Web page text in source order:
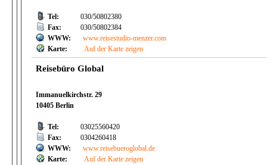
Tel:
030/50802380
Fax:
030/50802384
WWW:
www.reisestudio-menzer.com
Karte:
Auf der Karte zeigen
Reisebüro Global
Immanuelkirchstr. 29
10405 Berlin
Tel:
03025560420
Fax:
0304260418
WWW:
www.reisebueroglobal.de
Karte:
Auf der Karte zeigen